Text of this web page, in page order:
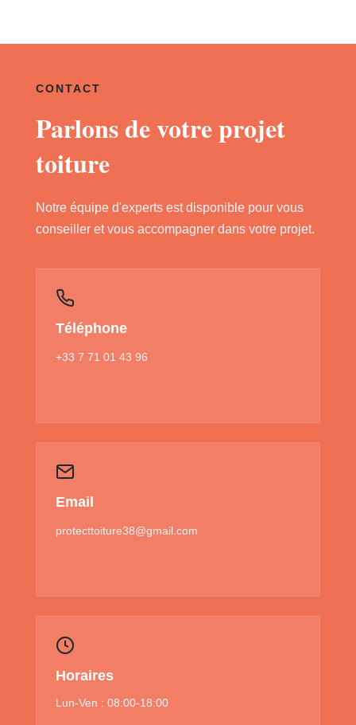
CONTACT
Parlons de votre projet
toiture
Notre équipe d'experts est disponible pour vous
conseiller et vous accompagner dans votre projet.
Téléphone
+33 7 71 01 43 96
Email
protecttoiture38@gmail.com
Horaires
Lun-Ven : 08:00-18:00